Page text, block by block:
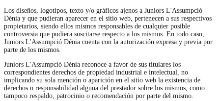
Los diseños, logotipos, texto y/o gráficos ajenos a Juniors L'Assumpció
Dénia y que pudieran aparecer en el sitio web, pertenecen a sus respectivos
propietarios, siendo ellos mismos responsables de cualquier posible
controversia que pudiera suscitarse respecto a los mismos. En todo caso,
Juniors L'Assumpció Dénia cuenta con la autorización expresa y previa por
parte de los mismos.
Juniors L'Assumpció Dénia reconoce a favor de sus titulares los
correspondientes derechos de propiedad industrial e intelectual, no
implicando su sola mención o aparición en el sitio web la existencia de
derechos o responsabilidad alguna del prestador sobre los mismos, como
tampoco respaldo, patrocinio o recomendación por parte del mismo.